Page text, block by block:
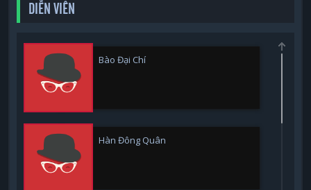
DIỄN VIÊN
Bào Đại Chí
Hàn Đông Quân